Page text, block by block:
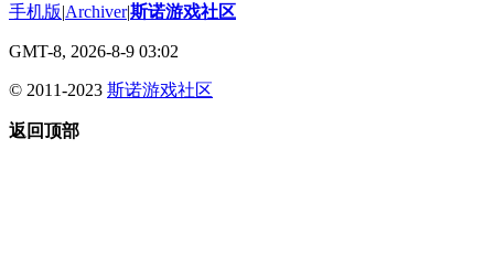
手机版|Archiver|斯诺游戏社区
GMT-8, 2026-8-9 03:02
© 2011-2023 斯诺游戏社区
返回顶部